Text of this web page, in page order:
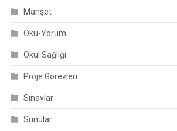
Manşet
Oku-Yorum
Okul Sağlığı
Proje Görevleri
Sınavlar
Sunular